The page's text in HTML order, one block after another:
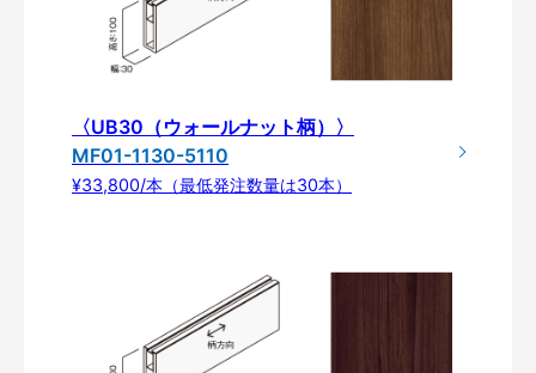
〈UB30（ウォールナット柄）〉
MF01-1130-5110
¥33,800/本（最低発注数量は30本）